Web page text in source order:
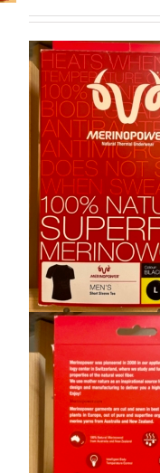
initial
était :
CHF 85.00.